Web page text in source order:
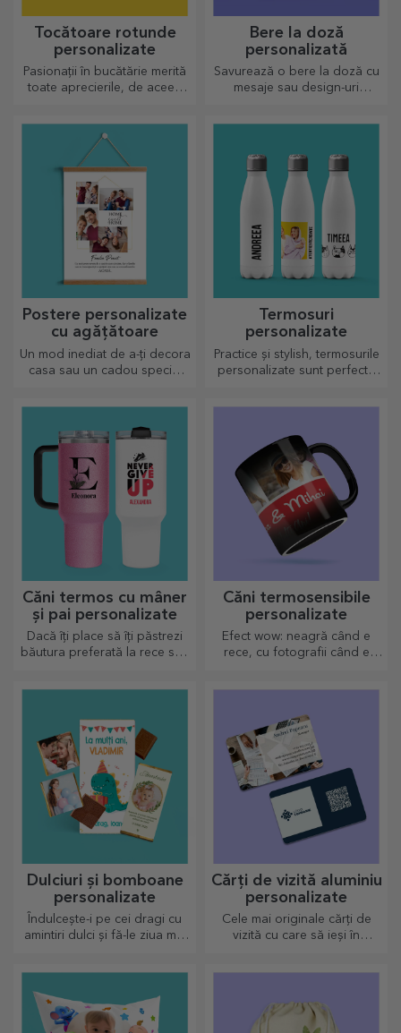
Tocătoare rotunde
personalizate
Pasionații în bucătărie merită
toate aprecierile, de aceea
alege-l pe cel potrivit!
Bere la doză
personalizată
Savurează o bere la doză cu
mesaje sau design-uri
Postere personalizate
cu agățătoare
Un mod inediat de a-ți decora
casa sau un cadou special
Termosuri
personalizate
Practice și stylish, termosurile
personalizate sunt perfecte
Căni termos cu mâner
și pai personalizate
Dacă îți place să îți păstrezi
băutura preferată la rece sau
este perfect pentru astfel de
ocazii.
Căni termosensibile
personalizate
Efect wow: neagră când e
rece, cu fotografii când e
Dulciuri și bomboane
personalizate
Îndulcește-i pe cei dragi cu
amintiri dulci și fă-le ziua mai
Cărți de vizită aluminiu
personalizate
Cele mai originale cărți de
vizită cu care să ieși în